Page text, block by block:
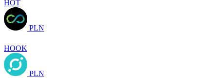
HOT
PLN
HOOK
PLN